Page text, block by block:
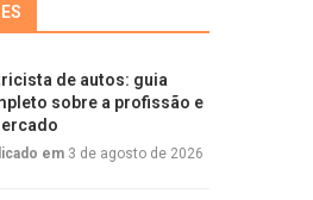
de autos: guia
sobre a profissão e
em 3 de agosto de 2026